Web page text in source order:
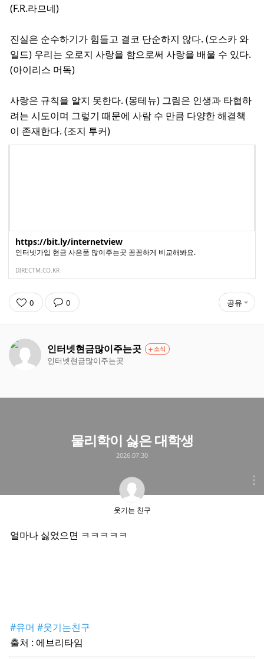
(F.R.라므네)
진실은 순수하기가 힘들고 결코 단순하지 않다. (오스카 와
일드) 우리는 오로지 사랑을 함으로써 사랑을 배울 수 있다.
(아이리스 머독)
사랑은 규칙을 알지 못한다. (몽테뉴) 그림은 인생과 타협하
려는 시도이며 그렇기 때문에 사람 수 만큼 다양한 해결책
이 존재한다. (조지 투커)
https://bit.ly/internetview
인터넷가입 현금 사은품 많이주는곳 꼼꼼하게 비교해봐요.
DIRECTM.CO.KR
0 0 공유
소식
인터넷현금많이주는곳
인터넷현금많이주는곳
물리학이 싫은 대학생
2026.07.30
웃기는 친구
얼마나 싫었으면 ㅋㅋㅋㅋㅋ
#유머 #웃기는친구
출처 : 에브리타임